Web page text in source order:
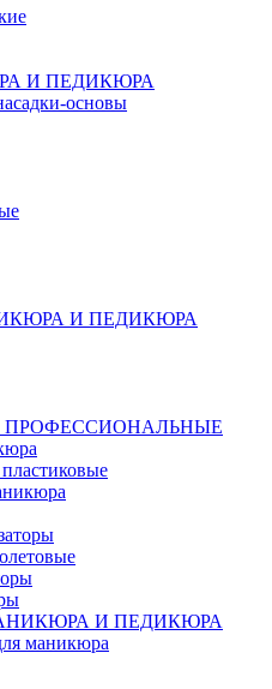
И ПЕДИКЮРА
основы
И ПЕДИКЮРА
И ПЕДИКЮРА
маникюра